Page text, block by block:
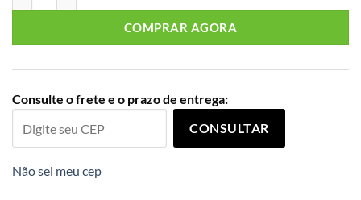
COMPRAR AGORA
Consulte o frete e o prazo de entrega:
CONSULTAR
Não sei meu cep